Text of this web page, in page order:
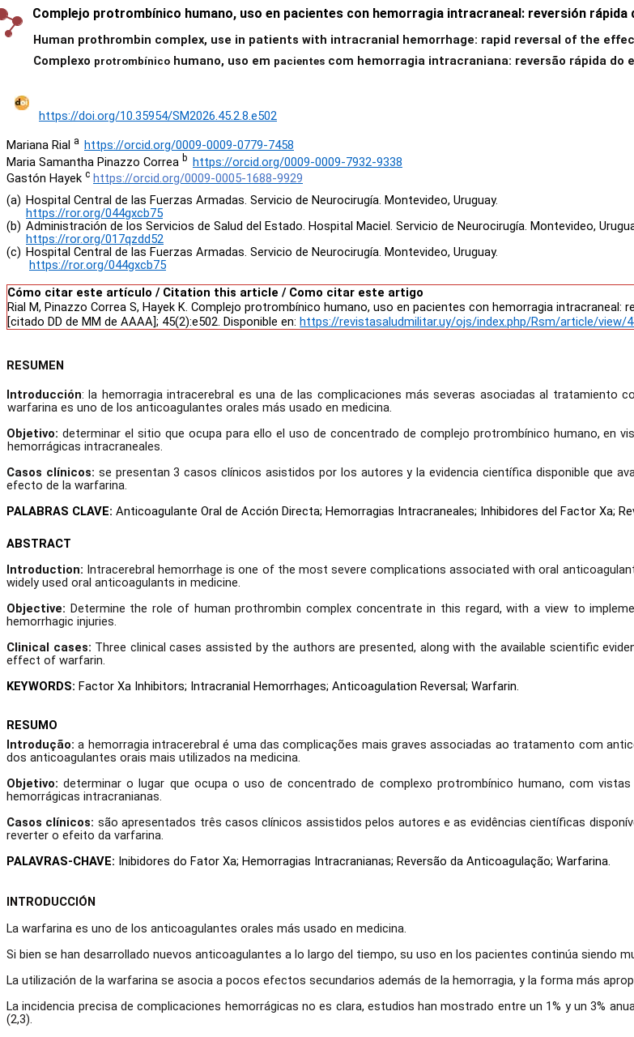
Complejo protrombínico humano, uso en pacientes con hemorragia intracraneal: reversión rápida
Human prothrombin complex, use in patients with intracranial hemorrhage: rapid reversal of the
Complexo protrombínico humano, uso em pacientes com hemorragia intracraniana: reversão rápida do
https://doi.org/10.35954/SM2026.45.2.8.e502
Mariana Rial a https://orcid.org/0009-0009-0779-7458
Maria Samantha Pinazzo Correa b https://orcid.org/0009-0009-7932-9338
Gastón Hayek c https://orcid.org/0009-0005-1688-9929
(a) Hospital Central de las Fuerzas Armadas. Servicio de Neurocirugía. Montevideo,
https://ror.org/044gxcb75
(b) Administración de los Servicios de Salud del Estado. Hospital Maciel.
https://ror.org/017qzdd52
(c) Hospital Central de las Fuerzas Armadas. Servicio de Neurocirugía. Montevideo,
https://ror.org/044gxcb75
Cómo citar este artículo / Citation this article / Como citar este artigo
Rial M, Pinazzo Correa S, Hayek K. Complejo protrombínico humano, uso en pacientes con hemorragia
[citado DD de MM de AAAA]; 45(2):e502. Disponible en:https://revistasaludmilitar.uy/ojs/index.php/Rsm/article/view/
RESUMEN
Introducción: la hemorragia intracerebral es una de las complicaciones más severas asociadas al tratamiento
warfarina es uno de los anticoagulantes orales más usado en medicina.
Objetivo: determinar el sitio que ocupa para ello el uso de concentrado de complejo protrombínico humano, en
hemorrágicas intracraneales.
Casos clínicos: se presentan 3 casos clínicos asistidos por los autores y la evidencia científica disponible que
efecto de la warfarina.
PALABRAS CLAVE: Anticoagulante Oral de Acción Directa; Hemorragias Intracraneales; Inhibidores del Factor Xa;
ABSTRACT
Introduction: Intracerebral hemorrhage is one of the most severe complications associated with oral
widely used oral anticoagulants in medicine.
Objective: Determine the role of human prothrombin complex concentrate in this regard, with a view to
hemorrhagic injuries.
Clinical cases: Three clinical cases assisted by the authors are presented, along with the available scientific
effect of warfarin.
KEYWORDS: Factor Xa Inhibitors; Intracranial Hemorrhages; Anticoagulation Reversal; Warfarin.
RESUMO
Introdução:a hemorragia intracerebral é uma das complicações mais graves associadas ao tratamento com
dos anticoagulantes orais mais utilizados na medicina.
Objetivo:determinar o lugar que ocupa o uso de concentrado de complexo protrombínico humano, com
hemorrágicas intracranianas.
Casos clínicos: são apresentados três casos clínicos assistidos pelos autores e as evidências científicas
reverter o efeito da varfarina.
PALAVRAS-CHAVE: Inibidores do Fator Xa; Hemorragias Intracranianas; Reversão da Anticoagulação; Warfarina.
INTRODUCCIÓN
La warfarina es uno de los anticoagulantes orales más usado en medicina.
Si bien se han desarrollado nuevos anticoagulantes a lo largo del tiempo, su uso en los pacientes continúa siendo
La utilización de la warfarina se asocia a pocos efectos secundarios además de la hemorragia, y la forma más
La incidencia precisa de complicaciones hemorrágicas no es clara, estudios han mostrado entre un 1% y un 3%
(2,3).